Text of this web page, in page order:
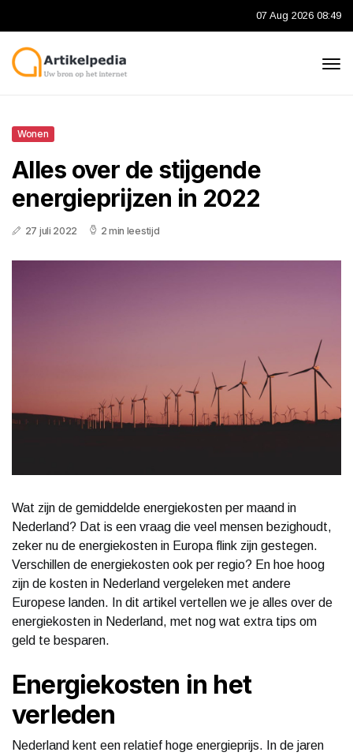
07 Aug 2026 08:49
Wonen
Alles over de stijgende
energieprijzen in 2022
27 juli 2022 2 min leestijd
Wat zijn de gemiddelde energiekosten per maand in
Nederland? Dat is een vraag die veel mensen bezighoudt,
zeker nu de energiekosten in Europa flink zijn gestegen.
Verschillen de energiekosten ook per regio? En hoe hoog
zijn de kosten in Nederland vergeleken met andere
Europese landen. In dit artikel vertellen we je alles over de
energiekosten in Nederland, met nog wat extra tips om
geld te besparen.
Energiekosten in het
verleden
Nederland kent een relatief hoge energieprijs. In de jaren